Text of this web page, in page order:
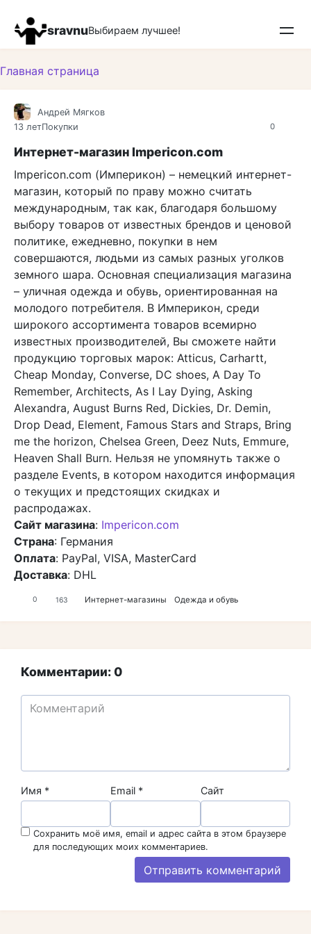
контенту
sravnuВыбираем лучшее!
Главная страница
0
Андрей Мягков
13 летПокупки
Интернет-магазин Impericon.com
Impericon.com (Империкон) – немецкий интернет-
магазин, который по праву можно считать
международным, так как, благодаря большому
выбору товаров от известных брендов и ценовой
политике, ежедневно, покупки в нем
совершаются, людьми из самых разных уголков
земного шара. Основная специализация магазина
– уличная одежда и обувь, ориентированная на
молодого потребителя. В Империкон, среди
широкого ассортимента товаров всемирно
известных производителей, Вы сможете найти
продукцию торговых марок: Atticus, Carhartt,
Cheap Monday, Converse, DC shoes, A Day To
Remember, Architects, As I Lay Dying, Asking
Alexandra, August Burns Red, Dickies, Dr. Demin,
Drop Dead, Element, Famous Stars and Straps, Bring
me the horizon, Chelsea Green, Deez Nuts, Emmure,
Heaven Shall Burn. Нельзя не упомянуть также о
разделе Events, в котором находится информация
о текущих и предстоящих скидках и
распродажах.
Сайт магазина: Impericon.com
Страна: Германия
Оплата: PayPal, VISA, MasterCard
Доставка: DHL
0 163 Интернет-магазины Одежда и обувь
Комментарии: 0
Имя * Email * Сайт
Сохранить моё имя, email и адрес сайта в этом браузере
для последующих моих комментариев.